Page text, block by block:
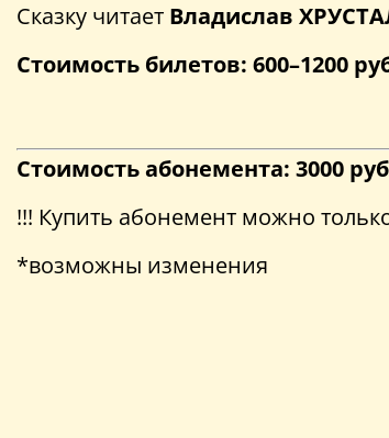
Сказку читает Владислав
Стоимость билетов: 600–1200
Стоимость абонемента: 3000
!!! Купить абонемент можно
*возможны изменения